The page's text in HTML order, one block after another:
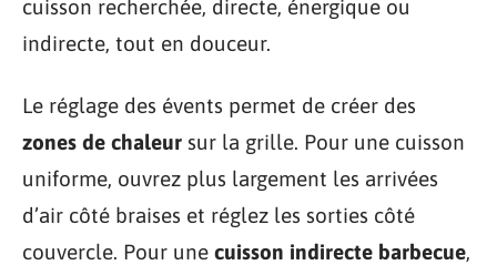
cuisson recherchée, directe, énergique ou
indirecte, tout en douceur.
Le réglage des évents permet de créer des
zones de chaleur sur la grille. Pour une cuisson
uniforme, ouvrez plus largement les arrivées
d’air côté braises et réglez les sorties côté
couvercle. Pour une cuisson indirecte barbecue,